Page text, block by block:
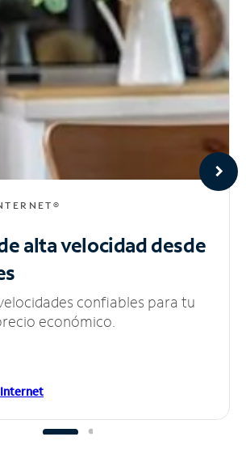
alta velocidaddesde
confiables para tu
económico.